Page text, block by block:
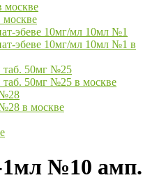
москве
москве
эбеве 10мг/мл 10мл №1
эбеве 10мг/мл 10мл №1 в
таб. 50мг №25
50мг №25 в москве
в москве
1мл №10 амп.